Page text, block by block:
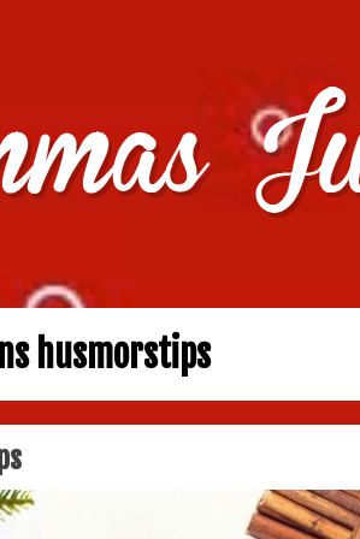
julklappstips, julkalendrar,
husmorstips